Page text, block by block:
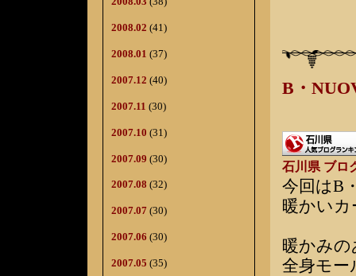
2008.02 (41)
2008.01 (37)
2007.12 (40)
2007.11 (30)
2007.10 (31)
2007.09 (30)
2007.08 (32)
2007.07 (30)
2007.06 (30)
2007.05 (35)
B・
石川県 ブロ
今回はB
暖かい
暖かみ
全身モー